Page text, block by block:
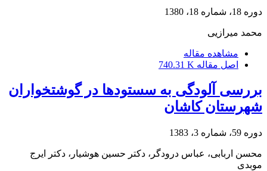
دوره 18، شماره 18، 1380
محمد میرازیی
مشاهده مقاله
اصل مقاله 740.31 K
بررسی آلودگی به سستودها در گوشتخواران
شهرستان کاشان
دوره 59، شماره 3، 1383
محسن اربابی، عباس درودگر، دکتر حسین هوشیار، دکتر ایرج
موبدی